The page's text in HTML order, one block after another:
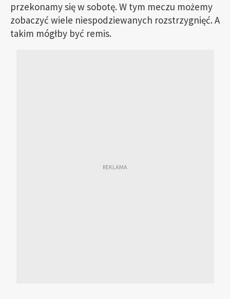
przekonamy się w sobotę. W tym meczu możemy
zobaczyć wiele niespodziewanych rozstrzygnięć. A
takim mógłby być remis.